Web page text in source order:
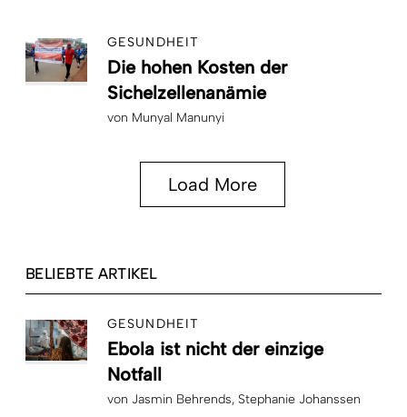
GESUNDHEIT
Die hohen Kosten der
Sichelzellenanämie
von Munyal Manunyi
Load More
BELIEBTE ARTIKEL
GESUNDHEIT
Ebola ist nicht der einzige
Notfall
von Jasmin Behrends Stephanie Johanssen